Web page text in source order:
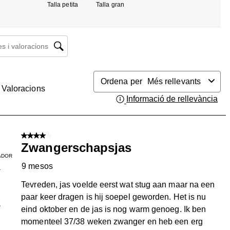
Talla petita Talla gran
i valoracions regió de cerca
Valoracions
Ordena per
Més rellevants
Informació de rellevància
4 de 5 estrelles.
Zwangerschapsjas
9 mesos
Tevreden, jas voelde eerst wat stug aan maar na een
paar keer dragen is hij soepel geworden. Het is nu
eind oktober en de jas is nog warm genoeg. Ik ben
momenteel 37/38 weken zwanger en heb een erg